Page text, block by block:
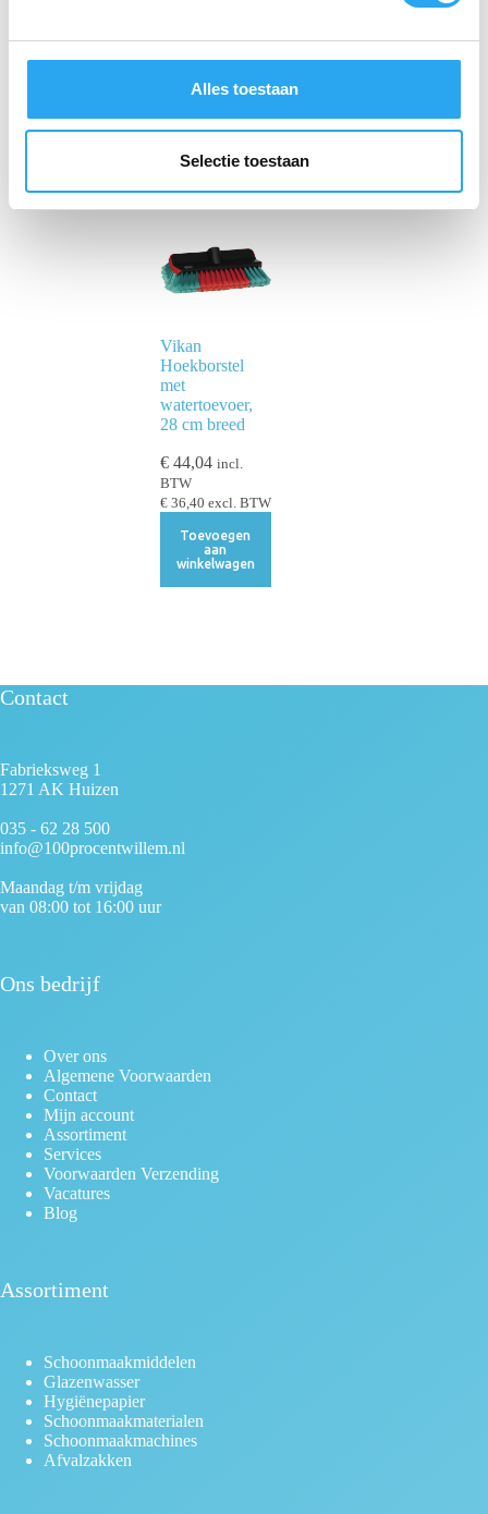
t
Alles toestaan
Selectie toestaan
Vikan
Hoekborstel
met
watertoevoer,
28 cm breed
€44,04 incl.
BTW
€36,40 excl. BTW
Toevoegen
aan
winkelwagen
Contact
Fabrieksweg 1
1271 AK Huizen
035 - 62 28 500
info@100procentwillem.nl
Maandag t/m vrijdag
van 08:00 tot 16:00 uur
Ons bedrijf
Over ons
Algemene Voorwaarden
Contact
Mijn account
Assortiment
Services
Voorwaarden Verzending
Vacatures
Blog
Assortiment
Schoonmaakmiddelen
Glazenwasser
Hygiënepapier
Schoonmaakmaterialen
Schoonmaakmachines
Afvalzakken